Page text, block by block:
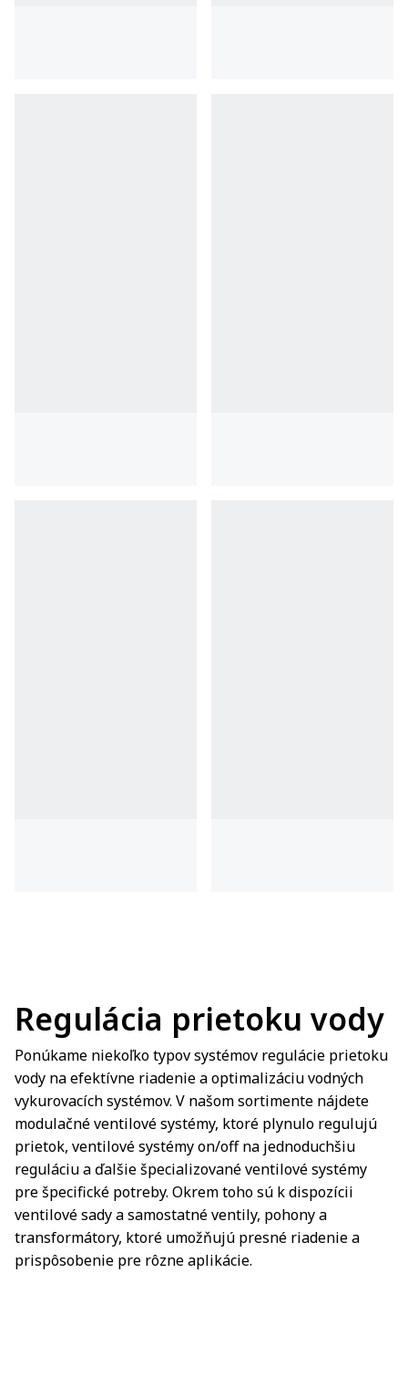
Regulácia prietoku vody
Ponúkame niekoľko typov systémov regulácie prietoku
vody na efektívne riadenie a optimalizáciu vodných
vykurovacích systémov. V našom sortimente nájdete
modulačné ventilové systémy, ktoré plynulo regulujú
prietok, ventilové systémy on/off na jednoduchšiu
reguláciu a ďalšie špecializované ventilové systémy
pre špecifické potreby. Okrem toho sú k dispozícii
ventilové sady a samostatné ventily, pohony a
transformátory, ktoré umožňujú presné riadenie a
prispôsobenie pre rôzne aplikácie.